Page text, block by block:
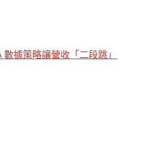
據策略讓營收「二段跳」